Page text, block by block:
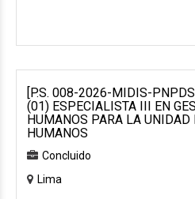
[P.S. 008-2026-MIDIS-
(01) ESPECIALISTA III EN
HUMANOS PARA LA UNIDAD
HUMANOS
Concluido
Lima